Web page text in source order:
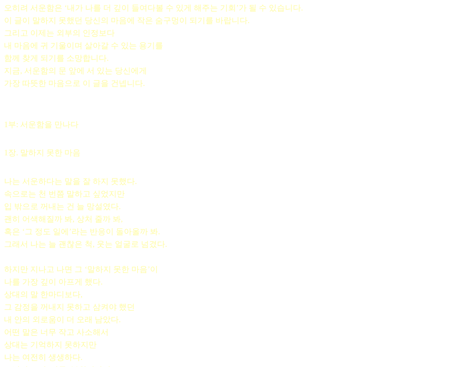
오히려 서운함은 ‘내가 나를 더 깊이 들여다볼 수 있게 해주는 기회’가 될 수 있습니다.
이 글이 말하지 못했던 당신의 마음에 작은 숨구멍이 되기를 바랍니다.
그리고 이제는 외부의 인정보다
내 마음에 귀 기울이며 살아갈 수 있는 용기를
함께 찾게 되기를 소망합니다.
지금, 서운함의 문 앞에 서 있는 당신에게
가장 따뜻한 마음으로 이 글을 건넵니다.
1부: 서운함을 만나다
1장. 말하지 못한 마음
나는 서운하다는 말을 잘 하지 못했다.
속으로는 천 번쯤 말하고 싶었지만
입 밖으로 꺼내는 건 늘 망설였다.
괜히 어색해질까 봐, 상처 줄까 봐,
혹은 ‘그 정도 일에’라는 반응이 돌아올까 봐.
그래서 나는 늘 괜찮은 척, 웃는 얼굴로 넘겼다.
하지만 지나고 나면 그 ‘말하지 못한 마음’이
나를 가장 깊이 아프게 했다.
상대의 말 한마디보다,
그 감정을 꺼내지 못하고 삼켜야 했던
내 안의 외로움이 더 오래 남았다.
어떤 말은 너무 작고 사소해서
상대는 기억하지 못하지만
나는 여전히 생생하다.